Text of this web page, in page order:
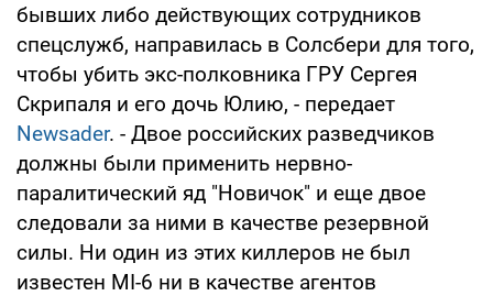
бывших либо действующих сотрудников
спецслужб, направилась в Солсбери для того,
чтобы убить экс-полковника ГРУ Сергея
Скрипаля и его дочь Юлию, - передает
Newsader. - Двое российских разведчиков
должны были применить нервно-
паралитический яд "Новичок" и еще двое
следовали за ними в качестве резервной
силы. Ни один из этих киллеров не был
известен MI-6 ни в качестве агентов